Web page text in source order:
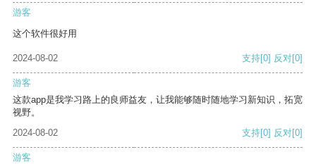
游客
这个软件很好用
2024-08-02 支持[0] 反对[0]
游客
这款app是我学习路上的良师益友，让我能够随时随地学习新知识，拓宽
视野。
2024-08-02
支持[0] 反对[0]
游客